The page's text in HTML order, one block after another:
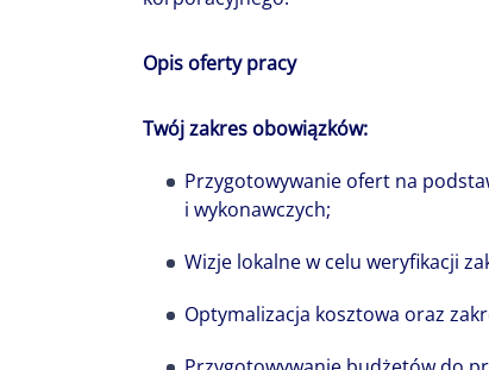
Opis oferty pracy
Twój zakres obowiązków:
Przygotowywanie ofert na
i wykonawczych;
Wizje lokalne w celu weryfikacji
Optymalizacja kosztowa oraz